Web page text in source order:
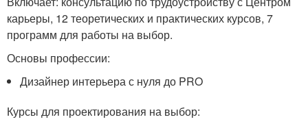
карьеры, 12 теоретических и практических курсов, 7
программ для работы на выбор.
Основы профессии:
Дизайнер интерьера с нуля до PRO
Курсы для проектирования на выбор: